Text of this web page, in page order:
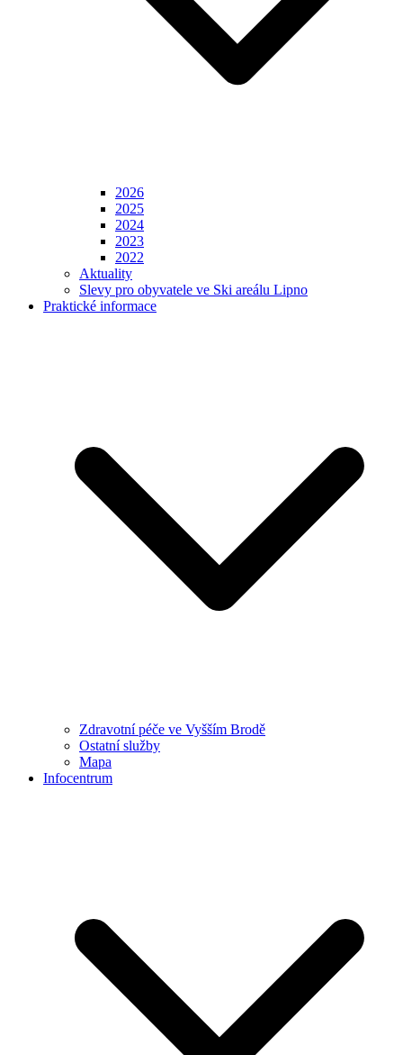
2026
2025
2024
2023
2022
Aktuality
Slevy pro obyvatele ve Ski areálu Lipno
Praktické informace
Zdravotní péče ve Vyšším Brodě
Ostatní služby
Mapa
Infocentrum